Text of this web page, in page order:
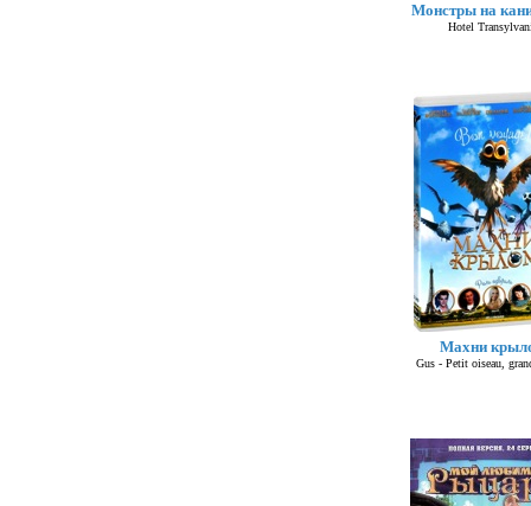
Монстры на
Hotel
Махни
Gus - Petit oiseau,